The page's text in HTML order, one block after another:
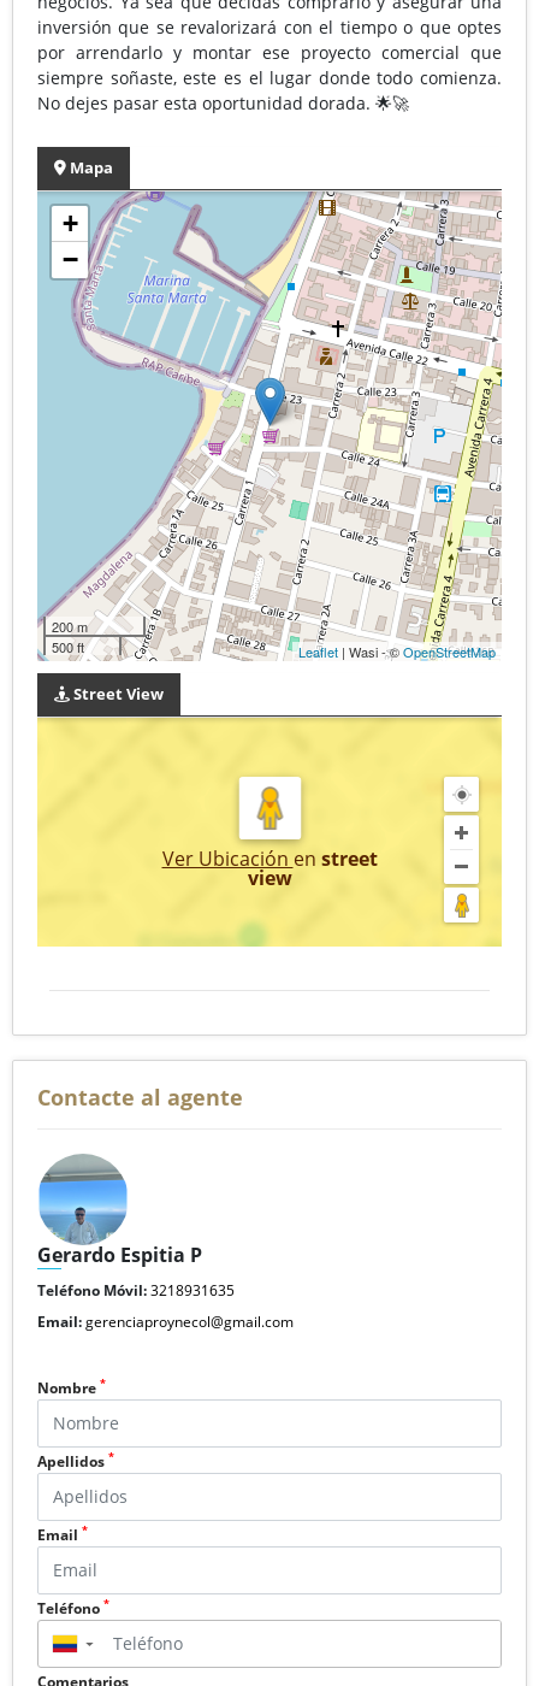
inversión que se revalorizará con el tiempo o que optes
por arrendarlo y montar ese proyecto comercial que
siempre soñaste, este es el lugar donde todo comienza.
No dejes pasar esta oportunidad dorada. 🌟🚀
Mapa
+
−
200 m
500 ft
Leaflet | Wasi - ©OpenStreetMap
Street View
Ver Ubicación en street
view
Contacte al agente
Gerardo Espitia P
Teléfono Móvil:3218931635
Email:gerenciaproynecol@gmail.com
Nombre *
Apellidos *
Email *
Teléfono *
▼
Comentarios